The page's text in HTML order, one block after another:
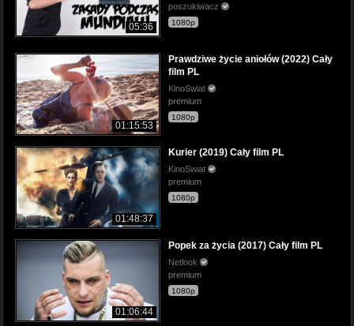
05:36
poszukiwacz
1080p
01:15:53
Prawdziwe życie aniołów (2022) Cały
film PL
KinoSwiat
premium
1080p
01:48:37
Kurier (2019) Cały film PL
KinoSwiat
premium
1080p
01:06:44
Popek za życia (2017) Cały film PL
Netlook
premium
1080p